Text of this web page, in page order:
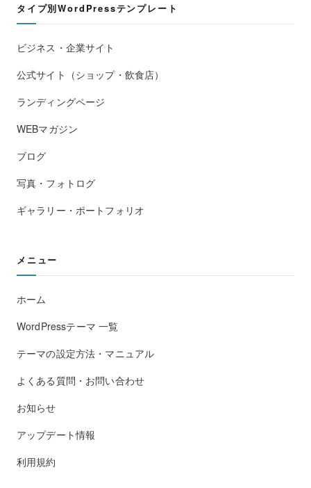
タイプ別WordPressテンプレート
ビジネス・企業サイト
公式サイト（ショップ・飲食店）
ランディングページ
WEBマガジン
ブログ
写真・フォトログ
ギャラリー・ポートフォリオ
メニュー
ホーム
WordPressテーマ 一覧
テーマの設定方法・マニュアル
よくある質問・お問い合わせ
お知らせ
アップデート情報
利用規約